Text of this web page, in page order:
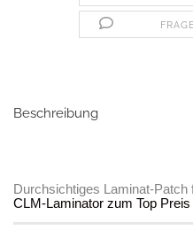
Beschreibung
Durchsichtiges Laminat-Patch
CLM-Laminator zum Top Preis